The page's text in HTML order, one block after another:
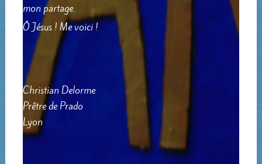
mon partage.
Ô Jésus ! Me voici !
Christian Delorme
Prêtre de Prado
Lyon